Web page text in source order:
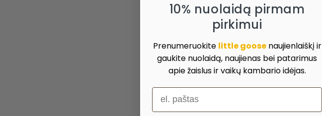
10% nuolaidą pirmam
pirkimui
Prenumeruokite little goosenaujienlaiškį ir
gaukite nuolaidą, naujienas bei patarimus
apie žaislus ir vaikų kambario idėjas.
el. paštas